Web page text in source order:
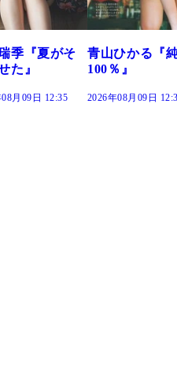
青山ひかる『純度
100％』
2026年08月09日 12:30
で。』
2026年08